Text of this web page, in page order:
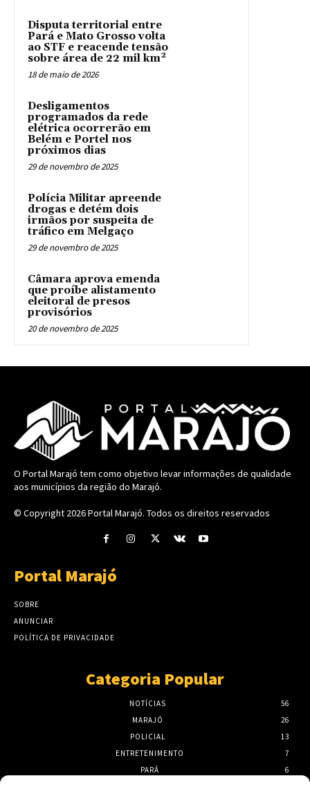
Disputa territorial entre
Pará e Mato Grosso volta
ao STF e reacende tensão
sobre área de 22 mil km²
18 de maio de 2026
Desligamentos
programados da rede
elétrica ocorrerão em
Belém e Portel nos
próximos dias
29 de novembro de 2025
Polícia Militar apreende
drogas e detém dois
irmãos por suspeita de
tráfico em Melgaço
29 de novembro de 2025
Câmara aprova emenda
que proíbe alistamento
eleitoral de presos
provisórios
20 de novembro de 2025
O Portal Marajó tem como objetivo levar informações de qualidade
aos municípios da região do Marajó.
© Copyright 2026Portal Marajó. Todos os direitos reservados
Portal Marajó
SOBRE
ANUNCIAR
POLÍTICA DE PRIVACIDADE
Categoria Popular
NOTÍCIAS
56
MARAJÓ
26
POLICIAL
13
ENTRETENIMENTO
7
PARÁ
6